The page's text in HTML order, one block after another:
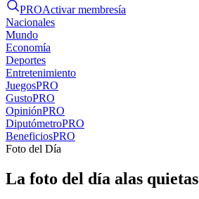
PROActivar membresía
Nacionales
Mundo
Economía
Deportes
Entretenimiento
JuegosPRO
GustoPRO
OpiniónPRO
DiputómetroPRO
BeneficiosPRO
Foto del Día
La foto del día alas quietas